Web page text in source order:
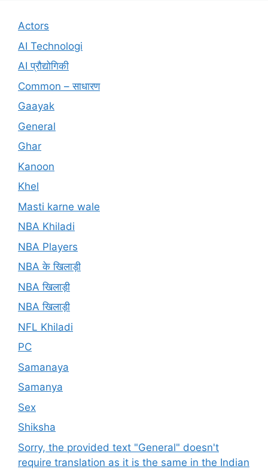
Actors
AI Technologi
AI प्रौद्योगिकी
Common – साधारण
Gaayak
General
Ghar
Kanoon
Khel
Masti karne wale
NBA Khiladi
NBA Players
NBA के खिलाड़ी
NBA खिलाड़ी
NBA खिलाड़ी
NFL Khiladi
PC
Samanaya
Samanya
Sex
Shiksha
Sorry, the provided text "General" doesn't
require translation as it is the same in the Indian